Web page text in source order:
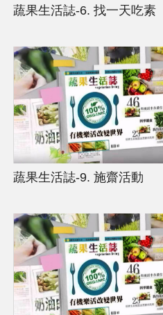
蔬果生活誌-6. 找一天吃素
蔬果生活誌-9. 施齋活動